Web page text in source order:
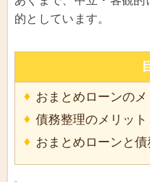
的としています。
おまとめローンの
債務整理のメリット
おまとめローンと